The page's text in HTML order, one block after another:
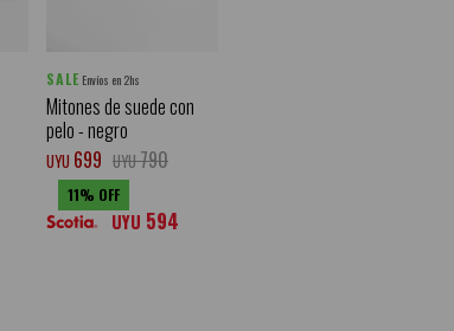
SALE Envíos en 2hs
Mitones de suede con
pelo - negro
UYU 699 UYU790
11
UYU 594